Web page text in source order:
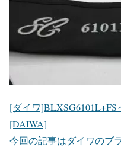
[ダイワ
[DAIWA]
今回の記事はダイワのブ